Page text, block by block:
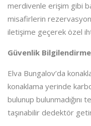
merdivenle erişim gibi
misafirlerin
iletişime geçerek özel
Güvenlik
Elva Bungalov’da
konaklama yerinde
bulunup
taşınabilir dedektör